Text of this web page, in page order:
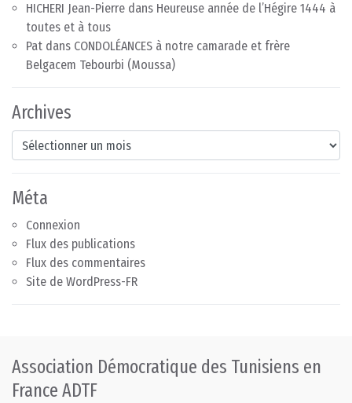
HICHERI Jean-Pierre dans Heureuse année de l’Hégire 1444 à
toutes et à tous
Pat dans CONDOLÉANCES à notre camarade et frère
Belgacem Tebourbi (Moussa)
Archives
Archives
Méta
Connexion
Flux des publications
Flux des commentaires
Site de WordPress-FR
Association Démocratique des Tunisiens en
France ADTF